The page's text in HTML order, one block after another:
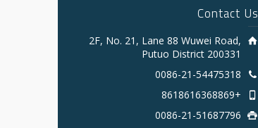
Contact Us
2F, No. 21, Lane 88 Wuwei Road,
Putuo District 200331
0086-21-54475318
+8618616368869
0086-21-51687796